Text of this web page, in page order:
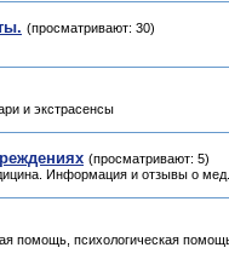
(просматривают: 30)
и экстрасенсы
(просматривают: 5)
Информация и отзывы о
помощь, психологическая